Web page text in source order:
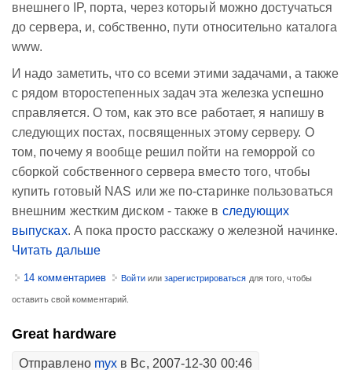
внешнего IP, порта, через который можно достучаться
до сервера, и, собственно, пути относительно каталога
www.
И надо заметить, что со всеми этими задачами, а также
с рядом второстепенных задач эта железка успешно
справляется. О том, как это все работает, я напишу в
следующих постах, посвященных этому серверу. О
том, почему я вообще решил пойти на геморрой со
сборкой собственного сервера вместо того, чтобы
купить готовый NAS или же по-старинке пользоваться
внешним жестким диском - также в следующих
выпусках. А пока просто расскажу о железной начинке.
Читать дальше
14 комментариев Войтиилизарегистрироваться для того, чтобы
оставить свой комментарий.
Great hardware
Отправлено myx в Вс, 2007-12-30 00:46